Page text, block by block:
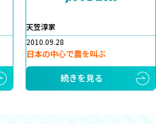
天笠淳家
2010.09.28
日本の中心で農を叫ぶ
続きを見る